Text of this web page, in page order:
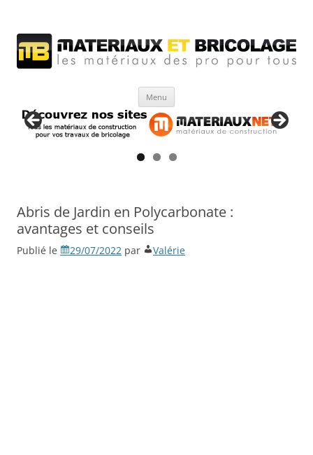
Menu
Abris de Jardin en Polycarbonate :
avantages et conseils
Publié le 29/07/2022 par Valérie